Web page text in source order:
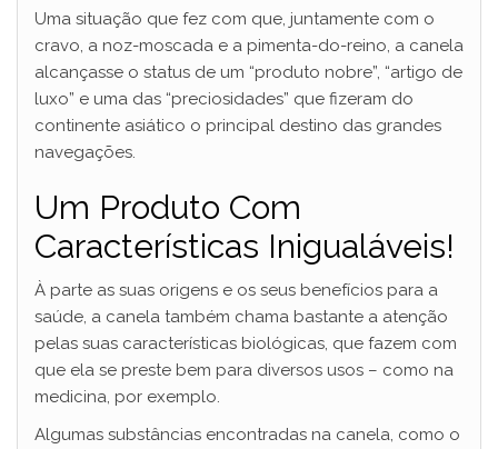
Uma situação que fez com que, juntamente com o
cravo, a noz-moscada e a pimenta-do-reino, a canela
alcançasse o status de um “produto nobre”, “artigo de
luxo” e uma das “preciosidades” que fizeram do
continente asiático o principal destino das grandes
navegações.
Um Produto Com
Características Inigualáveis!
À parte as suas origens e os seus benefícios para a
saúde, a canela também chama bastante a atenção
pelas suas características biológicas, que fazem com
que ela se preste bem para diversos usos – como na
medicina, por exemplo.
Algumas substâncias encontradas na canela, como o